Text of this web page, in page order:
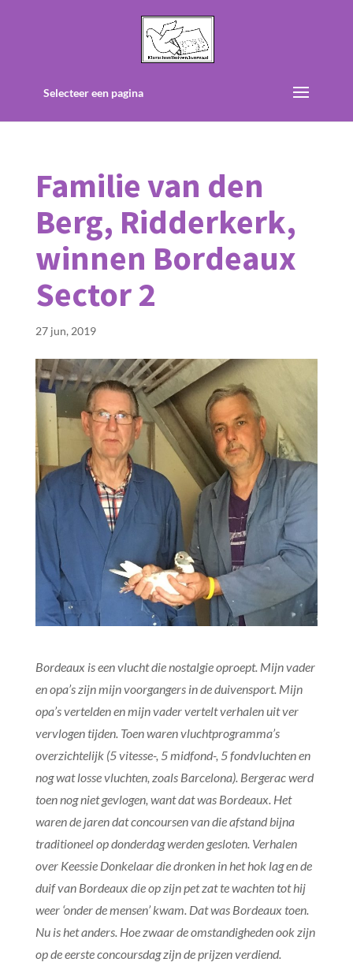
Selecteer een pagina
Familie van den
Berg, Ridderkerk,
winnen Bordeaux
Sector 2
27 jun, 2019
Bordeaux is een vlucht die nostalgie oproept. Mijn vader
en opa’s zijn mijn voorgangers in de duivensport. Mijn
opa’s vertelden en mijn vader vertelt verhalen uit ver
vervlogen tijden. Toen waren vluchtprogramma’s
overzichtelijk (5 vitesse-, 5 midfond-, 5 fondvluchten en
nog wat losse vluchten, zoals Barcelona). Bergerac werd
toen nog niet gevlogen, want dat was Bordeaux. Het
waren de jaren dat concoursen van die afstand bijna
traditioneel op donderdag werden gesloten. Verhalen
over Keessie Donkelaar die dronken in het hok lag en de
duif van Bordeaux die op zijn pet zat te wachten tot hij
weer ‘onder de mensen’ kwam. Dat was Bordeaux toen.
Nu is het anders. Hoe zwaar de omstandigheden ook zijn
op de eerste concoursdag zijn de prijzen verdiend.